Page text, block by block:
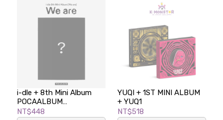
i-dle + 8th Mini Album
POCAALBUM
(Photobook Ver.)
NT$448
YUQI + 1ST MINI ALBUM
+ YUQ1
NT$518